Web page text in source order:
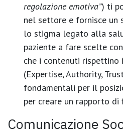
regolazione emotiva”) ti
nel settore e fornisce un
lo stigma legato alla
paziente a fare scelte
che i contenuti rispettino
(Expertise, Authority,
fondamentali per il
per creare un rapporto di
Comunicazione